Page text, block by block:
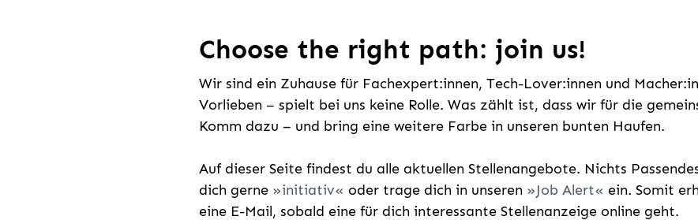
Choose the right path: join us!
Wir sind ein Zuhause für Fachexpert:innen, Tech-Lover:innen und
Vorlieben – spielt bei uns keine Rolle. Was zählt ist, dass wir für die
Komm dazu – und bring eine weitere Farbe in unseren bunten Haufen.
Auf dieser Seite findest du alle aktuellen Stellenangebote. Nichts
dich gerne
initiativ oder trage dich in unseren Job Alert
ein. Somit
eine E-Mail, sobald eine für dich interessante Stellenanzeige online geht.